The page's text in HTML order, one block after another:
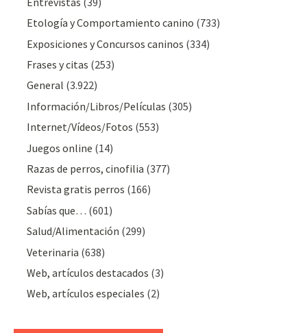
Etología y Comportamiento canino (733)
Exposiciones y Concursos caninos (334)
Frases y citas (253)
General (3.922)
Información/Libros/Películas (305)
Internet/Vídeos/Fotos (553)
Juegos online (14)
Razas de perros, cinofilia (377)
Revista gratis perros (166)
Sabías que… (601)
Salud/Alimentación (299)
Veterinaria (638)
Web, artículos destacados (3)
Web, artículos especiales (2)